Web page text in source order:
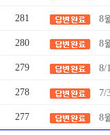
281 8
280 8
279 8/
278 7/
277 8